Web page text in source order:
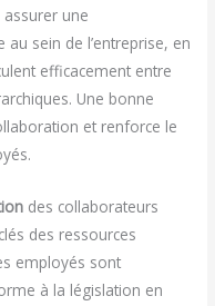
une
sein de l’entreprise, en
efficacement entre
Une bonne
et renforce le
des collaborateurs
des ressources
employés sont
à la législation en